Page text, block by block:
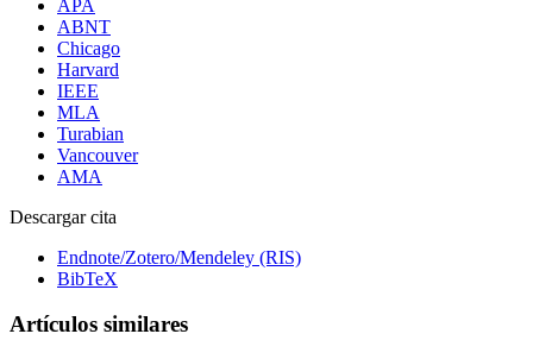
APA
ABNT
Chicago
Harvard
IEEE
MLA
Turabian
Vancouver
AMA
Descargar cita
Endnote/Zotero/Mendeley (RIS)
BibTeX
Artículos similares